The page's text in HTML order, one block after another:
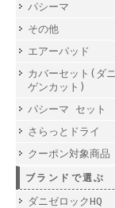
パシーマ
その他
エアーパッド
カバーセット(ダ
ゲンカット)
パシーマ セット
さらっとドライ
クーポン対象商品
ブランドで選ぶ
ダニゼロックHQ